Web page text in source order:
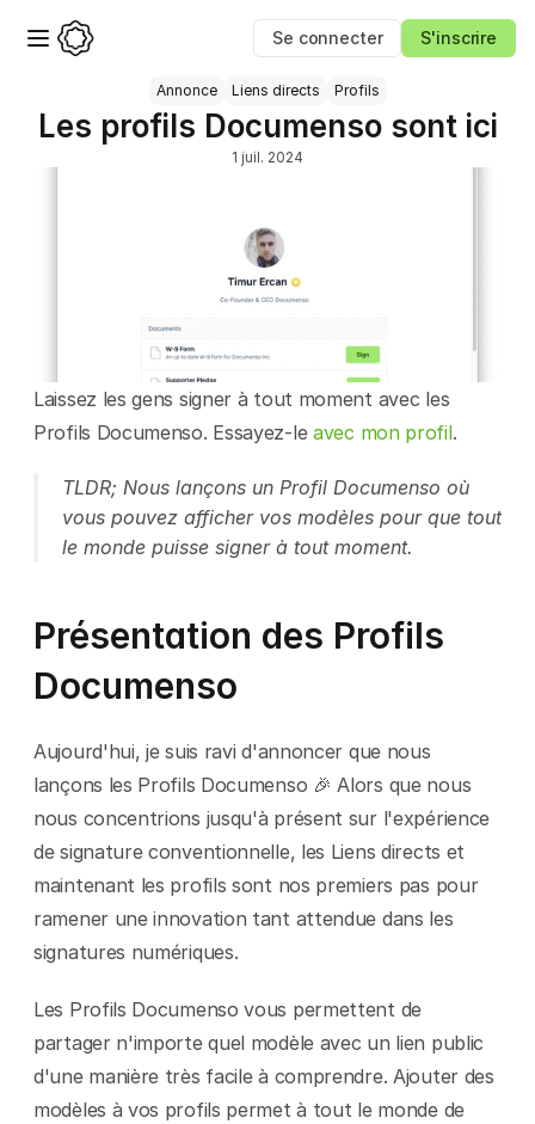
Se connecter S'inscrire
Annonce Liens directs Profils
Les profils Documenso sont ici
1 juil. 2024
Laissez les gens signer à tout moment avec les
Profils Documenso. Essayez-le avec mon profil.
TLDR; Nous lançons un Profil Documenso où
vous pouvez afficher vos modèles pour que tout
le monde puisse signer à tout moment.
Présentation des Profils
Documenso
Aujourd'hui, je suis ravi d'annoncer que nous
lançons les Profils Documenso 🎉 Alors que nous
nous concentrions jusqu'à présent sur l'expérience
de signature conventionnelle, les Liens directs et
maintenant les profils sont nos premiers pas pour
ramener une innovation tant attendue dans les
signatures numériques.
Les Profils Documenso vous permettent de
partager n'importe quel modèle avec un lien public
d'une manière très facile à comprendre. Ajouter des
modèles à vos profils permet à tout le monde de